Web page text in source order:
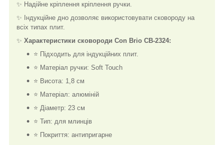
✨ Надійне кріплення кріплення ручки.
✨ Індукційне дно дозволяє використовувати сковороду на
всіх типах плит.
✨ Характеристики сковороди Con Brio СВ-2324:
⭐ Підходить для індукційних плит.
⭐ Матеріал ручки: Soft Touch
⭐ Висота: 1,8 см
⭐ Матеріал: алюміній
⭐ Діаметр: 23 см
⭐ Тип: для млинців
⭐ Покриття: антипригарне